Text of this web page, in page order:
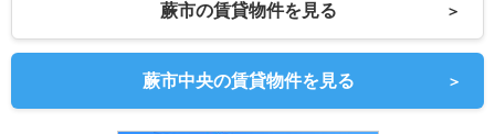
TOP
蕨市の賃貸物件を見る ＞
蕨市中央の賃貸物件を見る ＞